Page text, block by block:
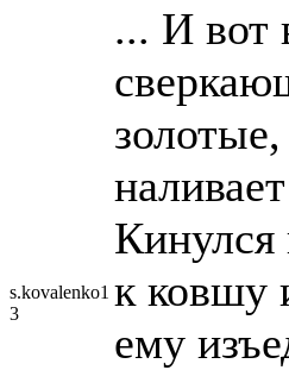
s.kovalenko1
3
... И вот
Кинулся
к ковшу
ему